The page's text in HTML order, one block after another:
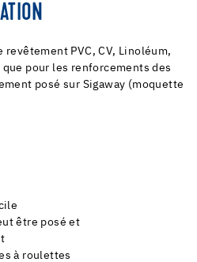
PVC, CV, Linoléum,
pour les renforcements des
posé sur Sigaway (moquette
être posé et
à roulettes